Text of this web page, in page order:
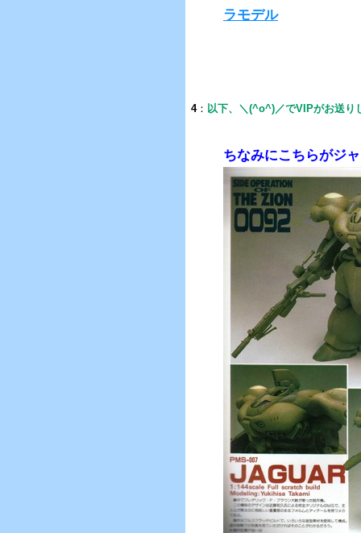
ラモデル
4： 以下、＼(^o^)／でVIPがお送り
ちなみにこちらがジ